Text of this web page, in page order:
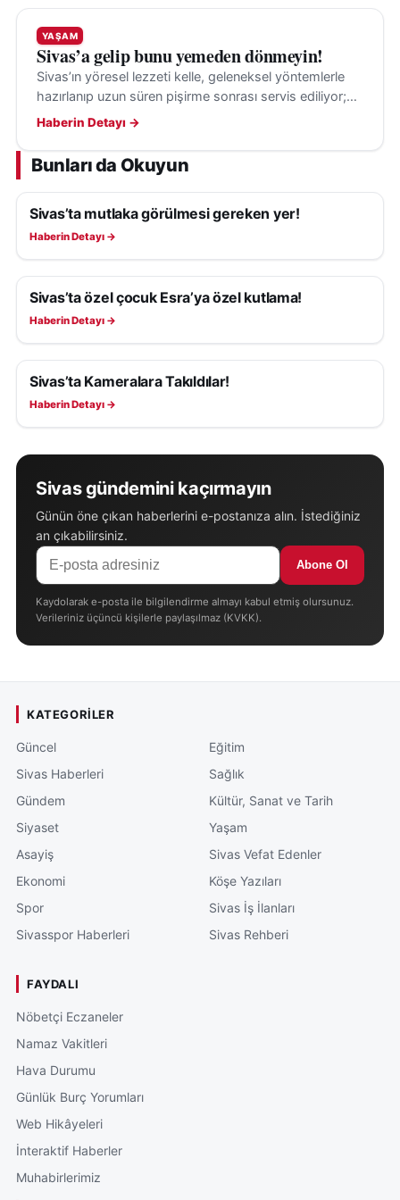
YAŞAM
Sivas’a gelip bunu yemeden dönmeyin!
Sivas’ın yöresel lezzeti kelle, geleneksel yöntemlerle
hazırlanıp uzun süren pişirme sonrası servis ediliyor;
ziyaretçilere yöresel mutfağı tanıtan deneyim sunuyor.
Haberin Detayı →
Bunları da Okuyun
YAŞAM
Sivas’ta mutlaka görülmesi gereken yer!
Haberin Detayı →
YAŞAM
Sivas’ta özel çocuk Esra’ya özel kutlama!
Haberin Detayı →
YAŞAM
Sivas’ta Kameralara Takıldılar!
Haberin Detayı →
Sivas gündemini kaçırmayın
Günün öne çıkan haberlerini e-postanıza alın. İstediğiniz
an çıkabilirsiniz.
Abone Ol
Kaydolarak e-posta ile bilgilendirme almayı kabul etmiş olursunuz.
Verileriniz üçüncü kişilerle paylaşılmaz (KVKK).
KATEGORILER
Güncel
Sivas Haberleri
Gündem
Siyaset
Asayiş
Ekonomi
Spor
Sivasspor Haberleri
Eğitim
Sağlık
Kültür, Sanat ve Tarih
Yaşam
Sivas Vefat Edenler
Köşe Yazıları
Sivas İş İlanları
Sivas Rehberi
FAYDALI
Nöbetçi Eczaneler
Namaz Vakitleri
Hava Durumu
Günlük Burç Yorumları
Web Hikâyeleri
İnteraktif Haberler
Muhabirlerimiz